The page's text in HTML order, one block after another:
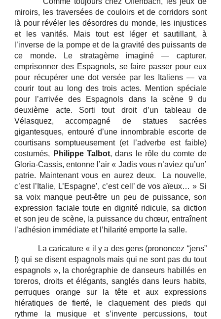
miroirs, les traversées de couloirs et de corridors sont
là pour révéler les désordres du monde, les injustices
et les vanités. Mais tout est léger et sautillant, à
l’inverse de la pompe et de la gravité des puissants de
ce monde. Le stratagème imaginé — capturer,
emprisonner des Espagnols, se faire passer pour eux
pour récupérer une dot versée par les Italiens — va
courir tout au long des trois actes. Mention spéciale
pour l’arrivée des Espagnols dans la scène 9 du
deuxième acte. Sorti tout droit d’un tableau de
Vélasquez, accompagné de statues sacrées
gigantesques, entouré d’une innombrable escorte de
courtisans somptueusement (et l’adverbe est faible)
costumés,
Philippe Talbot, dans le rôle du comte de
Gloria-Cassis, entonne l’air « Jadis vous n’aviez qu’un’
patrie. Maintenant vous en aurez deux. La nouvelle,
c’est l’Italie, L’Espagne’, c’est cell’ de vos aïeux… » Si
sa voix manque peut-être un peu de puissance, son
expression faciale toute en dignité ridicule, sa diction
et son jeu de scène, la puissance du chœur, entraînent
l’adhésion immédiate et l’hilarité emporte la salle.
La caricature « il y a des gens (prononcez “jens”
!) qui se disent espagnols mais qui ne sont pas du tout
espagnols », la chorégraphie de danseurs habillés en
toreros, droits et élégants, sanglés dans leurs habits,
perruques orange sur la tête et aux expressions
hiératiques de fierté, le claquement des pieds qui
rythme la musique et s’invente percussions, tout